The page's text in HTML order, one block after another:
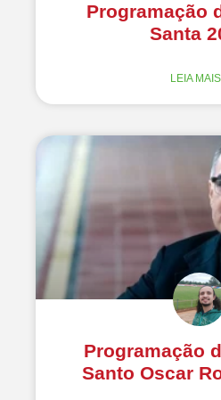
Programação
Santa
LEIA
Programação
Santo Oscar